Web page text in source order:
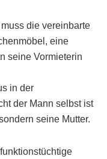
die vereinbarte
eine
seine Vormieterin
in der
der Mann selbst ist
seine Mutter.